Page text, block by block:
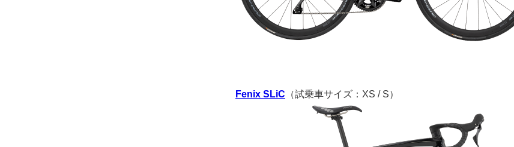
Fenix SLiC （試乗車サイズ：XS / S）